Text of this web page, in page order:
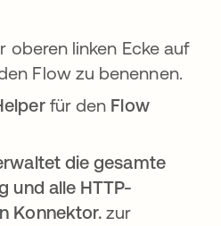
oberen linken Ecke auf
Flow zu benennen.
für den Flow
die gesamte
und alle HTTP-
Konnektor. zur